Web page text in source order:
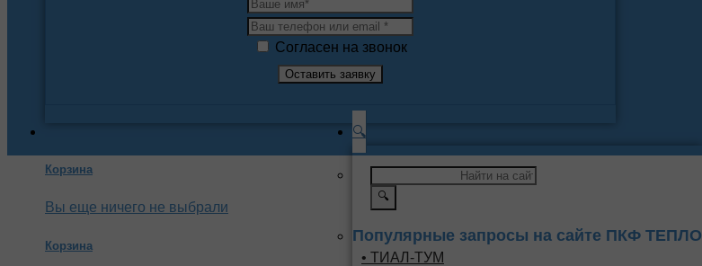
Согласен на звонок
Корзина
Вы еще ничего не выбрали
Корзина
🔍
🔍
Популярные запросы на сайте ПКФ ТЕПЛО
• ТИАЛ-ТУМ